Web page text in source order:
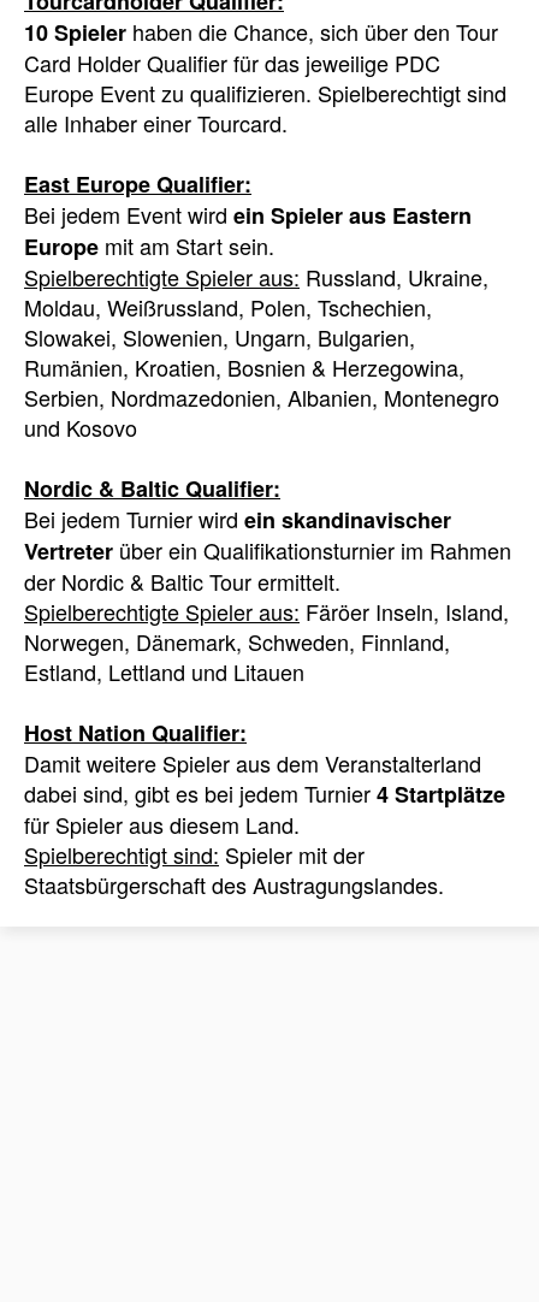
10 Spieler haben die Chance, sich über den Tour
Card Holder Qualifier für das jeweilige PDC
Europe Event zu qualifizieren. Spielberechtigt sind
alle Inhaber einer Tourcard.
East Europe Qualifier:
Bei jedem Event wird ein Spieler aus Eastern
Europe mit am Start sein.
Spielberechtigte Spieler aus: Russland, Ukraine,
Moldau, Weißrussland, Polen, Tschechien,
Slowakei, Slowenien, Ungarn, Bulgarien,
Rumänien, Kroatien, Bosnien & Herzegowina,
Serbien, Nordmazedonien, Albanien, Montenegro
und Kosovo
Nordic & Baltic Qualifier:
Bei jedem Turnier wird ein skandinavischer
Vertreter über ein Qualifikationsturnier im Rahmen
der Nordic & Baltic Tour ermittelt.
Spielberechtigte Spieler aus: Färöer Inseln, Island,
Norwegen, Dänemark, Schweden, Finnland,
Estland, Lettland und Litauen
Host Nation Qualifier:
Damit weitere Spieler aus dem Veranstalterland
dabei sind, gibt es bei jedem Turnier4 Startplätze
für Spieler aus diesem Land.
Spielberechtigt sind: Spieler mit der
Staatsbürgerschaft des Austragungslandes.